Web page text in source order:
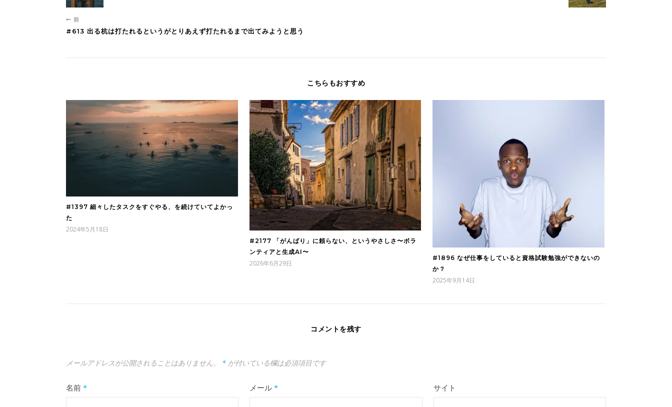
前
#613 出る杭は打たれるというがとりあえず打たれるまで出てみようと思う
こちらもおすすめ
#1397 細々したタスクをすぐやる、を続けていてよかっ
た
2024年5月18日
#2177 「がんばり」に頼らない、というやさしさ〜ボラ
ンティアと生成AI〜
2026年6月29日
#1896 なぜ仕事をしていると資格試験勉強ができないの
か？
2025年9月14日
コメントを残す
メールアドレスが公開されることはありません。 * が付いている欄は必須項目です
名前 * メール* サイト